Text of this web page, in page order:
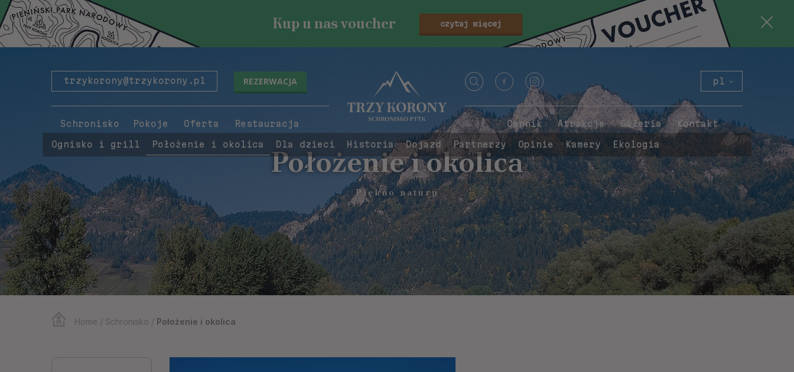
Kup u nas voucher czytaj więcej
trzykorony@trzykorony.pl REZERWACJA
pl
de
sk
Schronisko
Ognisko i grill Położenie i okolica Dla dzieci Historia Dojazd Partnerzy Opinie Kamery Ekologia
Pokoje Oferta Restauracja Cennik Atrakcje Galeria Kontakt
Położenie i okolica
Piękno natury
Home / Schronisko / Położenie i okolica